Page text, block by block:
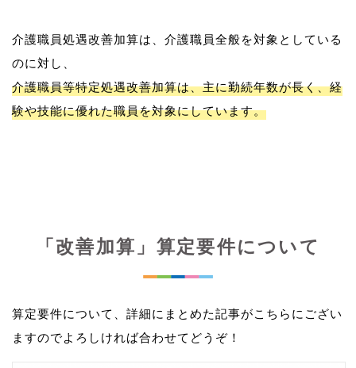
介護職員処遇改善加算は、介護職員全般を対象としている
介護職員等特定処遇改善加算は、主に勤続年数が長く、経
験や技能に優れた職員を対象にしています。
「改善加算」算定要件について
算定要件について、詳細にまとめた記事がこちらにござい
ますのでよろしければ合わせてどうぞ！